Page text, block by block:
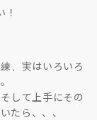
、実はいろいろ
して上手にその
たら、、、